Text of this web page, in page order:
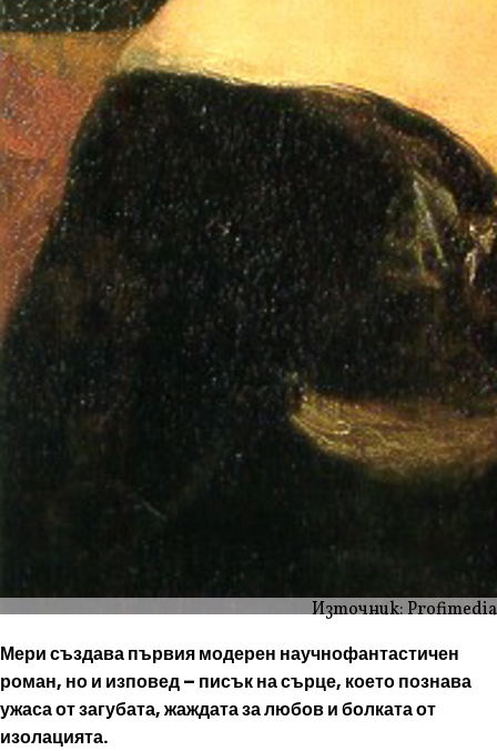
Източник: Profimedia
Мери създава първия модерен научнофантастичен
роман, но и изповед – писък на сърце, което познава
ужаса от загубата, жаждата за любов и болката от
изолацията.